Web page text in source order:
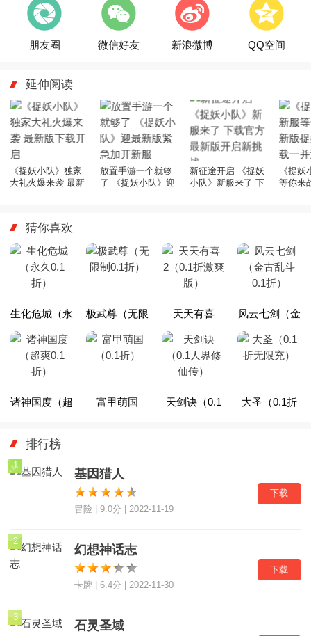
朋友圈 微信好友 新浪微博 QQ空间
延伸阅读
《捉妖小队》独家
大礼火爆来袭 最新
放置手游一个就够
了 《捉妖小队》迎
新征途开启 《捉妖
小队》新服来了 下
《捉
等你来
猜你喜欢
生化危城（永
久0.1折）
极武尊（无限
制0.1折）
天天有喜
2（0.1折激爽
版）
风云七剑（金
古乱斗0.1
折）
诸神国度（超 富甲萌国 天剑诀（0.1 大圣（0.1折
排行榜
1
基因猎人
冒险 | 9.0分 | 2022-11-19
下载
2
幻想神话志
卡牌 | 6.4分 | 2022-11-30
下载
3
石灵圣域